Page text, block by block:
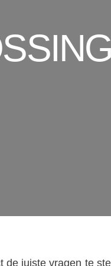
juiste vragen te